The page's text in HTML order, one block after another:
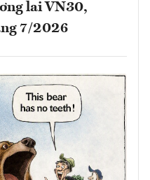
lai VN30,
7/2026